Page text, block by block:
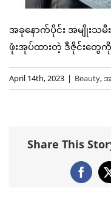
အခုနောက်ပိုင်း အမျိုးသ
ဖုံးအုပ်ထားတဲ့ ဒီဇိုင်းတွေ
April 14th, 2023 | Beauty,အ
Share This